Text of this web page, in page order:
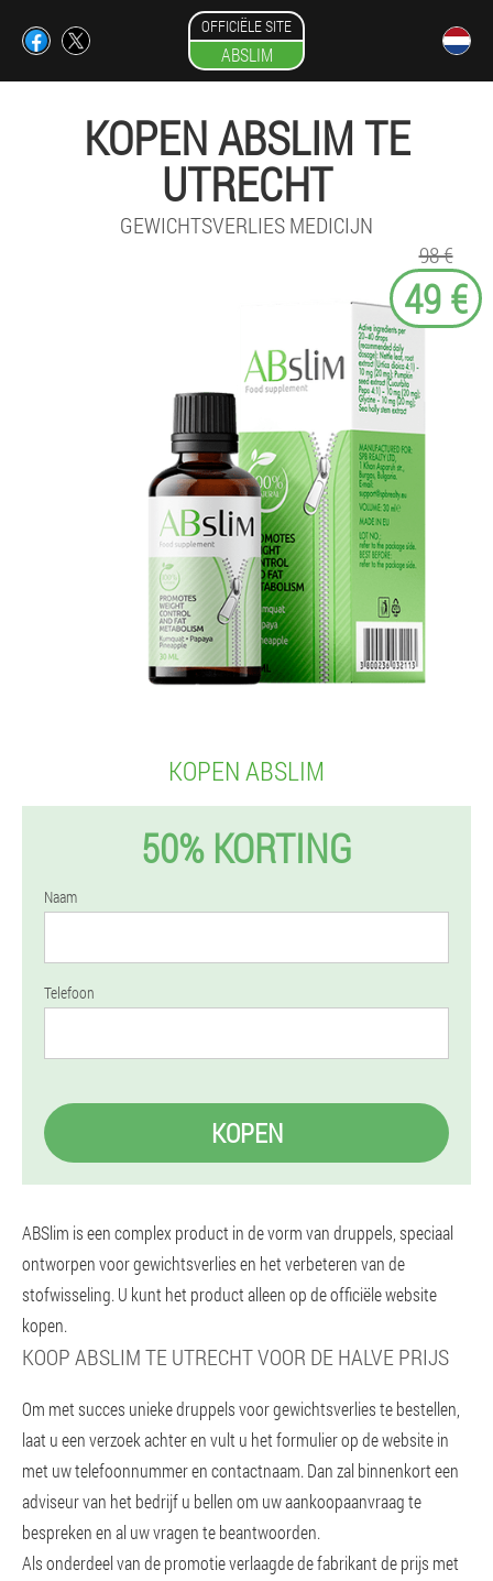
OFFICIËLE SITE
ABSLIM
KOPEN ABSLIM TE
UTRECHT
GEWICHTSVERLIES MEDICIJN
98 €
49 €
KOPEN ABSLIM
50% KORTING
Naam
Telefoon
KOPEN
ABSlim is een complex product in de vorm van druppels, speciaal
ontworpen voor gewichtsverlies en het verbeteren van de
stofwisseling. U kunt het product alleen op de officiële website
kopen.
KOOP ABSLIM TE UTRECHT VOOR DE HALVE PRIJS
Om met succes unieke druppels voor gewichtsverlies te bestellen,
laat u een verzoek achter en vult u het formulier op de website in
met uw telefoonnummer en contactnaam. Dan zal binnenkort een
adviseur van het bedrijf u bellen om uw aankoopaanvraag te
bespreken en al uw vragen te beantwoorden.
Als onderdeel van de promotie verlaagde de fabrikant de prijs met